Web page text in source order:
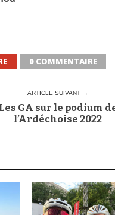
0 COMMENTAIRE
ARTICLE SUIVANT →
Les GA sur le podium
l’Ardéchoise 2022